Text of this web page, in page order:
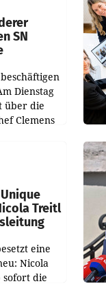
SN
Dienstag
über die
Clemens
Treitl
eine
Nicola
die